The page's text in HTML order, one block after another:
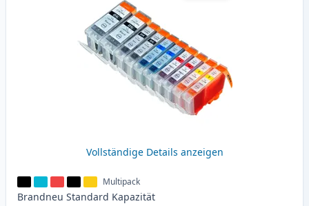
Vollständige Details anzeigen
Multipack
Brandneu Standard Kapazität